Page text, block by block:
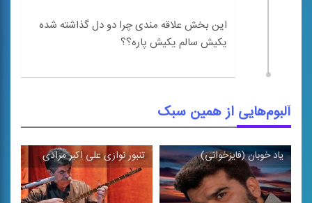
این بخش علاقه مندی چرا دو دل گذاشته شده
آلبوم‌هایی از همین سبک
یاد خوبان (فایزخوانی)\ تنبور نوازی علی ‌اکبر مرادی\